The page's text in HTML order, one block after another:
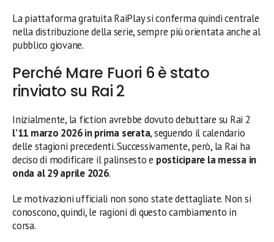
La piattaforma gratuita RaiPlay si conferma quindi centrale
nella distribuzione della serie, sempre più orientata anche al
pubblico giovane.
Perché Mare Fuori 6 è stato
rinviato su Rai 2
Inizialmente, la fiction avrebbe dovuto debuttare su Rai 2
l’11 marzo 2026 in prima serata, seguendo il calendario
delle stagioni precedenti. Successivamente, però, la Rai ha
deciso di modificare il palinsesto e posticipare la messa in
onda al 29 aprile 2026.
Le motivazioni ufficiali non sono state dettagliate. Non si
conoscono, quindi, le ragioni di questo cambiamento in
corsa.